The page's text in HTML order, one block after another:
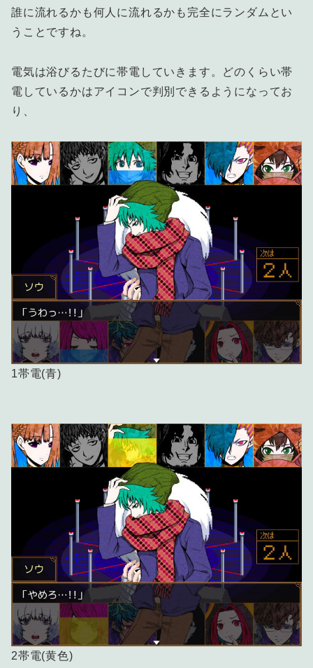
誰に流れるかも何人に流れるかも完全にランダムとい
うことですね。
電気は浴びるたびに帯電していきます。どのくらい帯
電しているかはアイコンで判別できるようになってお
り、
1帯電(青)
2帯電(黄色)